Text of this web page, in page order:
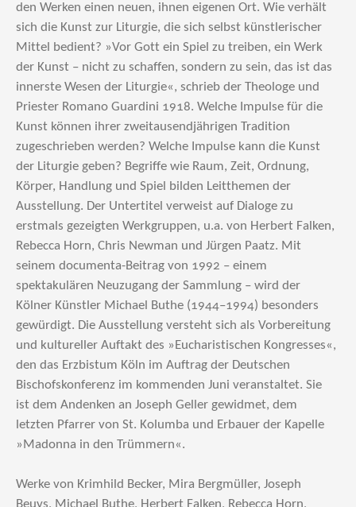
den Werken einen neuen, ihnen eigenen Ort. Wie verhält
sich die Kunst zur Liturgie, die sich selbst künstlerischer
Mittel bedient? »Vor Gott ein Spiel zu treiben, ein Werk
der Kunst – nicht zu schaffen, sondern zu sein, das ist das
innerste Wesen der Liturgie«, schrieb der Theologe und
Priester Romano Guardini 1918. Welche Impulse für die
Kunst können ihrer zweitausendjährigen Tradition
zugeschrieben werden? Welche Impulse kann die Kunst
der Liturgie geben? Begriffe wie Raum, Zeit, Ord­nung,
Körper, Handlung und Spiel bilden Leitthemen der
Ausstellung. Der Untertitel verweist auf Dialoge zu
erstmals gezeigten Werkgruppen, u.a. von Herbert Falken,
Rebecca Horn, Chris Newman und Jürgen Paatz. Mit
seinem documenta-Beitrag von 1992 – einem
spektakulären Neuzugang der Sammlung – wird der
Kölner Künstler Michael Buthe (1944–1994) besonders
gewürdigt. Die Ausstellung versteht sich als Vorbereitung
und kultureller Auftakt des »Eucharistischen Kongresses«,
den das Erzbistum Köln im Auftrag der Deutschen
Bischofskonferenz im kommenden Juni veranstaltet. Sie
ist dem Andenken an Joseph Geller gewidmet, dem
letzten Pfarrer von St. Kolumba und Erbauer der Kapelle
»Madonna in den Trümmern«.
Werke von Krimhild Becker, Mira Bergmüller, Joseph
Beuys, Michael Buthe, Herbert Falken, Rebecca Horn,